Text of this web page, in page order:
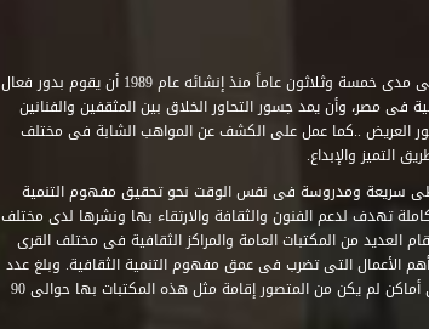
استطاع صندوق التنمية الثقافية على مدى خمسة وثلاثون عاماً منذ إنشائه عام 1989 أن يقوم بدور فعال
فى مصر، وأن يمد جسور التحاور الخلاق بين المثقفين والفنانين
العريض ..كما عمل على الكشف عن المواهب الشابة فى مختلف
التميز والإبداع.
سريعة ومدروسة فى نفس الوقت نحو تحقيق مفهوم التنمية
تهدف لدعم الفنون والثقافة والارتقاء بها ونشرها لدى مختلف
من المكتبات العامة والمراكز الثقافية فى مختلف القرى
الأعمال التى تضرب فى عمق مفهوم التنمية الثقافية. وبلغ عدد
المكتبات التى أنشأها الصندوق فى أماكن لم يكن من المتصور إقامة مثل هذه المكتبات بها حوالى 90